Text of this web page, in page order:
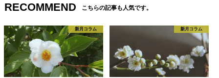
RECOMMEND こちらの記事も人気です。
新月コラム 新月コラム